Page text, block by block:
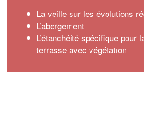
La veille sur les évolutions
L’abergement
L’étanchéité spécifique pour
terrasse avec végétation